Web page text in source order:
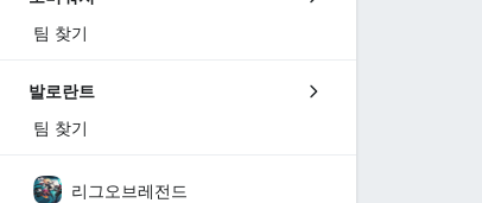
팀 찾기
발로란트
팀 찾기
리그오브레전드